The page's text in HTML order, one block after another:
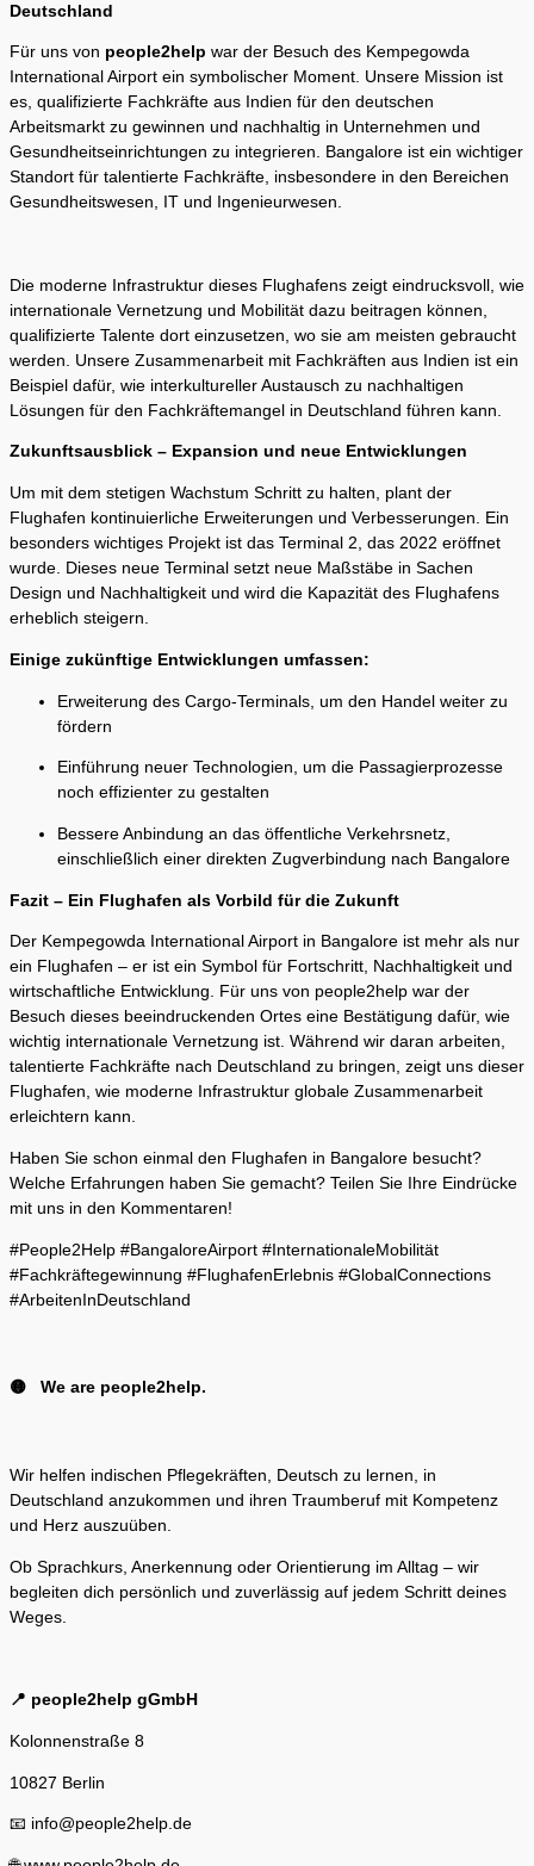
Deutschland
Für uns von people2help war der Besuch des Kempegowda
International Airport ein symbolischer Moment. Unsere Mission ist
es, qualifizierte Fachkräfte aus Indien für den deutschen
Arbeitsmarkt zu gewinnen und nachhaltig in Unternehmen und
Gesundheitseinrichtungen zu integrieren. Bangalore ist ein wichtiger
Standort für talentierte Fachkräfte, insbesondere in den Bereichen
Gesundheitswesen, IT und Ingenieurwesen.
Die moderne Infrastruktur dieses Flughafens zeigt eindrucksvoll, wie
internationale Vernetzung und Mobilität dazu beitragen können,
qualifizierte Talente dort einzusetzen, wo sie am meisten gebraucht
werden. Unsere Zusammenarbeit mit Fachkräften aus Indien ist ein
Beispiel dafür, wie interkultureller Austausch zu nachhaltigen
Lösungen für den Fachkräftemangel in Deutschland führen kann.
Zukunftsausblick – Expansion und neue Entwicklungen
Um mit dem stetigen Wachstum Schritt zu halten, plant der
Flughafen kontinuierliche Erweiterungen und Verbesserungen. Ein
besonders wichtiges Projekt ist das Terminal 2, das 2022 eröffnet
wurde. Dieses neue Terminal setzt neue Maßstäbe in Sachen
Design und Nachhaltigkeit und wird die Kapazität des Flughafens
erheblich steigern.
Einige zukünftige Entwicklungen umfassen:
Erweiterung des Cargo-Terminals, um den Handel weiter zu
fördern
Einführung neuer Technologien, um die Passagierprozesse
noch effizienter zu gestalten
Bessere Anbindung an das öffentliche Verkehrsnetz,
einschließlich einer direkten Zugverbindung nach Bangalore
Fazit – Ein Flughafen als Vorbild für die Zukunft
Der Kempegowda International Airport in Bangalore ist mehr als nur
ein Flughafen – er ist ein Symbol für Fortschritt, Nachhaltigkeit und
wirtschaftliche Entwicklung. Für uns von people2help war der
Besuch dieses beeindruckenden Ortes eine Bestätigung dafür, wie
wichtig internationale Vernetzung ist. Während wir daran arbeiten,
talentierte Fachkräfte nach Deutschland zu bringen, zeigt uns dieser
Flughafen, wie moderne Infrastruktur globale Zusammenarbeit
erleichtern kann.
Haben Sie schon einmal den Flughafen in Bangalore besucht?
Welche Erfahrungen haben Sie gemacht? Teilen Sie Ihre Eindrücke
mit uns in den Kommentaren!
#People2Help #BangaloreAirport #InternationaleMobilität
#Fachkräftegewinnung #FlughafenErlebnis #GlobalConnections
#ArbeitenInDeutschland
🟡 We are people2help.
Wir helfen indischen Pflegekräften, Deutsch zu lernen, in
Deutschland anzukommen und ihren Traumberuf mit Kompetenz
und Herz auszuüben.
Ob Sprachkurs, Anerkennung oder Orientierung im Alltag – wir
begleiten dich persönlich und zuverlässig auf jedem Schritt deines
Weges.
📍 people2help gGmbH
Kolonnenstraße 8
10827 Berlin
📧 info@people2help.de